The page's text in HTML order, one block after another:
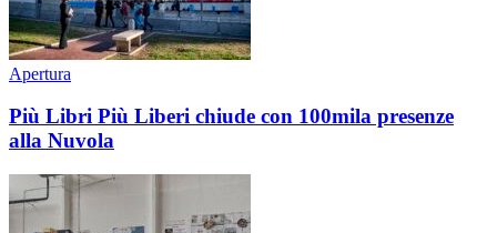
Apertura
Più Libri Più Liberi chiude con 100mila presenze
alla Nuvola